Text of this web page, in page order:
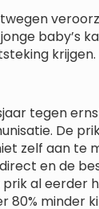
baby’s
krijgen.
tegen
De
zelf aan te
en de
al eerder
80% minder